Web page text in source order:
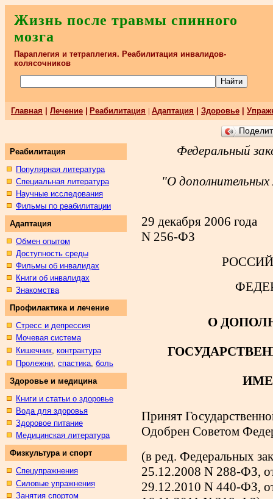
Жизнь после травмы спинного
мозга
Параплегия и тетраплегия. Реабилитация инвалидов-
колясочников
Главная Лечение Реабилитация | Адаптация Здоровье
Реабилитация
Популярная литература
Специальная литература
Научные исследования
Фильмы по реабилитации
Адаптация
Обмен опытом
Доступность среды
Фильмы об инвалидах
Книги об инвалидах
Знакомства
Профилактика и лечение
Стресс и депрессия
Мочевая система
Кишечник, контрактура
Пролежни, спастика, боль
Здоровье и медицина
Книги и статьи о здоровье
Вода для здоровья
Здоровое питание
Медицинская литература
Физкультура и спорт
Спецупражнения
Силовые упражнения
Занятия спортом
Федеральный
"О
29 декабря 2006 года
N 256-ФЗ
О
Принят
Одобрен Советом
(в ред. Федеральных
25.12.2008 N 288-ФЗ,
29.12.2010 N 440-ФЗ,